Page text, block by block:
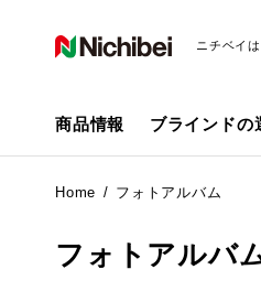
ニチベイ
商品情報 ブラインドの
Home フォトアルバム
フォトアルバ